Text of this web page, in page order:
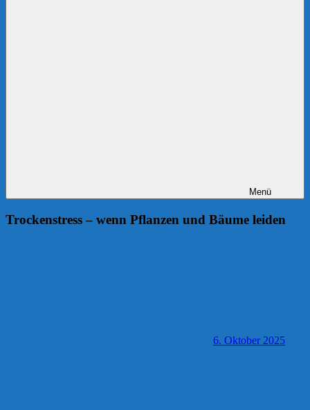
Menü
Trockenstress – wenn Pflanzen und Bäume leiden
6. Oktober 2025